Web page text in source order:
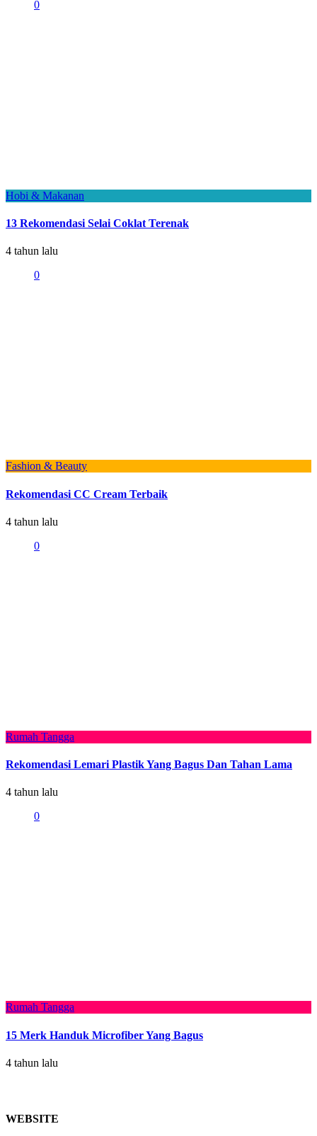
0
Hobi & Makanan
13 Rekomendasi Selai Coklat Terenak
4 tahun lalu
0
Fashion & Beauty
Rekomendasi CC Cream Terbaik
4 tahun lalu
0
Rumah Tangga
Rekomendasi Lemari Plastik Yang Bagus Dan Tahan Lama
4 tahun lalu
0
Rumah Tangga
15 Merk Handuk Microfiber Yang Bagus
4 tahun lalu
WEBSITE